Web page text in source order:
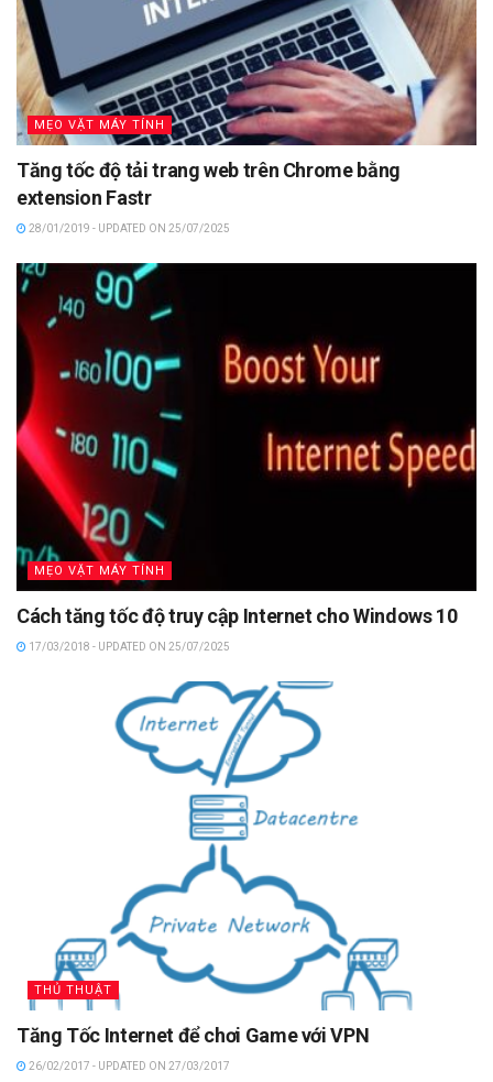
MẸO VẶT MÁY TÍNH
Tăng tốc độ tải trang web trên Chrome bằng
extension Fastr
28/01/2019 - UPDATED ON 25/07/2025
MẸO VẶT MÁY TÍNH
Cách tăng tốc độ truy cập Internet cho Windows 10
17/03/2018 - UPDATED ON 25/07/2025
THỦ THUẬT
Tăng Tốc Internet để chơi Game với VPN
26/02/2017 - UPDATED ON 27/03/2017